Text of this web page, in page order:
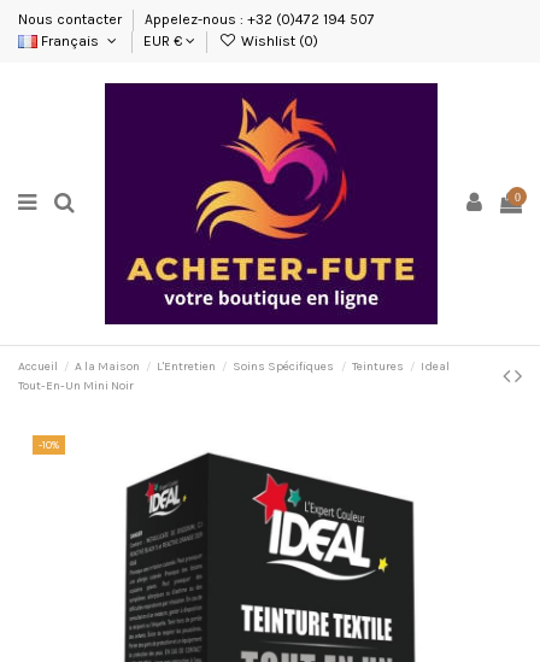
Nous contacter
Appelez-nous : +32 (0)472 194 507
Français
EUR € Wishlist (0)
0
Accueil A la Maison L'Entretien Soins Spécifiques Teintures
Ideal
Tout-En-Un Mini Noir
-10%